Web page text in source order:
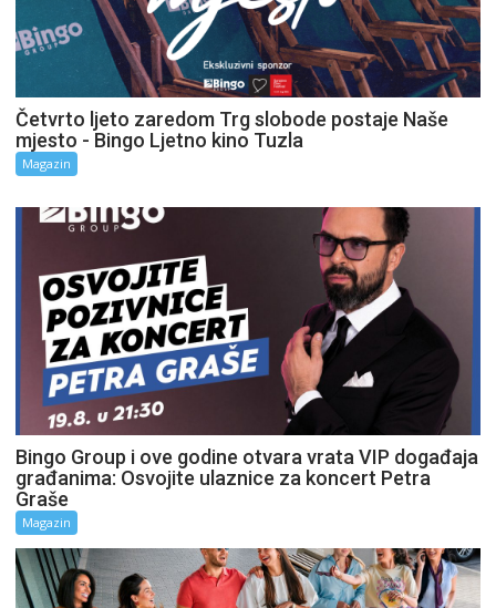
Četvrto ljeto zaredom Trg slobode postaje Naše
mjesto - Bingo Ljetno kino Tuzla
Magazin
Bingo Group i ove godine otvara vrata VIP događaja
građanima: Osvojite ulaznice za koncert Petra
Graše
Magazin